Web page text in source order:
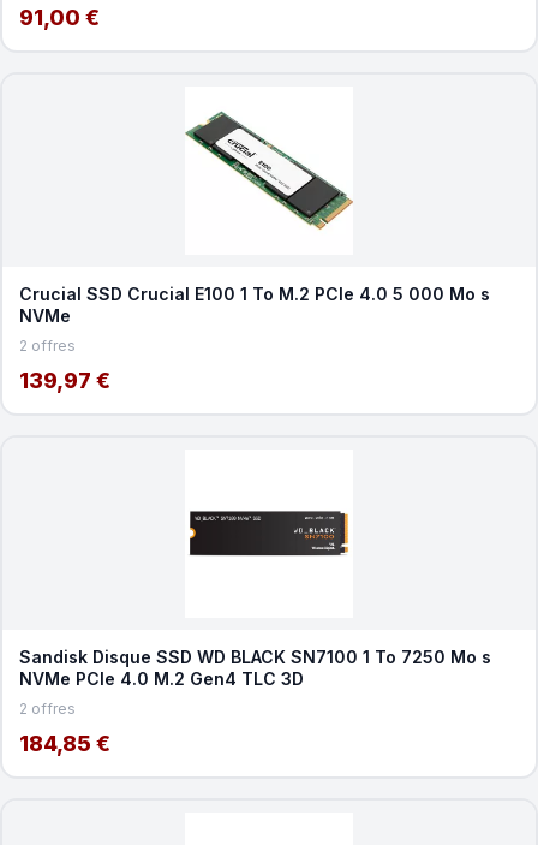
91,00 €
Crucial SSD Crucial E100 1 To M.2 PCIe 4.0 5 000 Mo s
NVMe
2 offres
139,97 €
Sandisk Disque SSD WD BLACK SN7100 1 To 7250 Mo s
NVMe PCIe 4.0 M.2 Gen4 TLC 3D
2 offres
184,85 €